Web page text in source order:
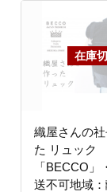
織屋さんの
た リュック
「BECCO」
送不可地域